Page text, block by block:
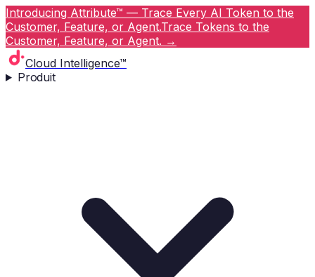
Introducing Attribute™ — Trace Every AI Token to the
Customer, Feature, or Agent.Trace Tokens to the
Customer, Feature, or Agent. →
Cloud Intelligence™
Produit